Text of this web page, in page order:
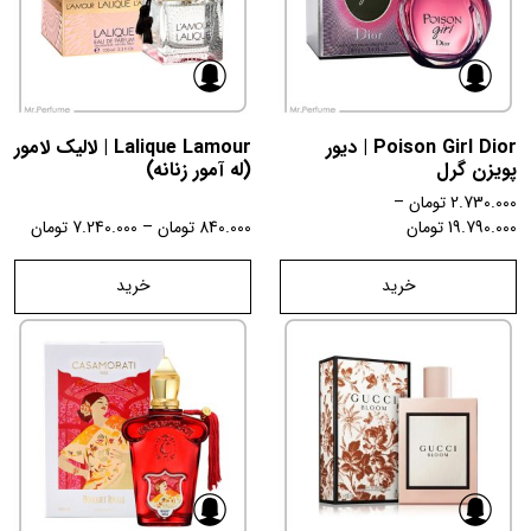
Poison Girl Dior | دیور
پویزن گرل
2.730.000تومان –
19.790.000تومان
خرید
Lalique Lamour | لالیک لامور
(له آمور زنانه)
840.000 تومان –
7.240.000 تومان
خرید